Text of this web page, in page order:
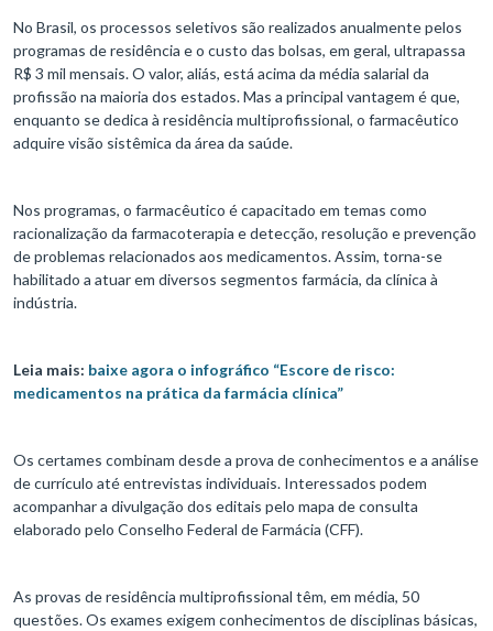
No Brasil, os processos seletivos são realizados anualmente pelos
programas de residência e o custo das bolsas, em geral, ultrapassa
R$ 3 mil mensais. O valor, aliás, está acima da média salarial da
profissão na maioria dos estados. Mas a principal vantagem é que,
enquanto se dedica à residência multiprofissional, o farmacêutico
adquire visão sistêmica da área da saúde.
Nos programas, o farmacêutico é capacitado em temas como
racionalização da farmacoterapia e detecção, resolução e prevenção
de problemas relacionados aos medicamentos. Assim, torna-se
habilitado a atuar em diversos segmentos farmácia, da clínica à
indústria.
Leia mais: baixe agora o infográfico “Escore de risco:
medicamentos na prática da farmácia clínica”
Os certames combinam desde a prova de conhecimentos e a análise
de currículo até entrevistas individuais. Interessados podem
acompanhar a divulgação dos editais pelo mapa de consulta
elaborado pelo Conselho Federal de Farmácia (CFF).
As provas de residência multiprofissional têm, em média, 50
questões. Os exames exigem conhecimentos de disciplinas básicas,